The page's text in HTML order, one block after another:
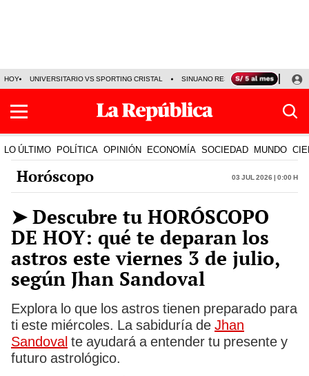
HOY UNIVERSITARIO VS SPORTING CRISTAL SINUANO RESULTADOS HOY
LO ÚLTIMO POLÍTICA OPINIÓN ECONOMÍA SOCIEDAD MUNDO
Horóscopo 03 Jul 2026 | 0:00 h
➤ Descubre tu HORÓSCOPO
DE HOY: qué te deparan los
astros este viernes 3 de julio,
según Jhan Sandoval
Explora lo que los astros tienen preparado para
ti este miércoles. La sabiduría de Jhan
Sandoval te ayudará a entender tu presente y
futuro astrológico.